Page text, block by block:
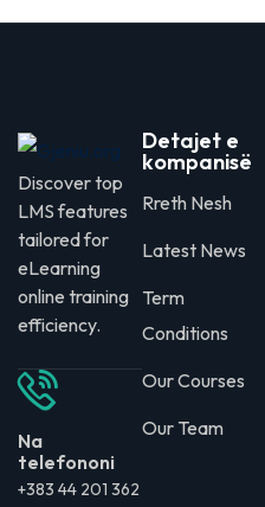
Discover top
LMS features
tailored for
eLearning
online training
efficiency.
Na
telefononi
+383 44 201 362
Detajet e
kompanisë
Rreth Nesh
Latest News
Term
Conditions
Our Courses
Our Team